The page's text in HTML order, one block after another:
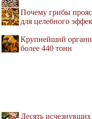
Почему грибы
для целебного
Крупнейший
более 440 тонн
Десять